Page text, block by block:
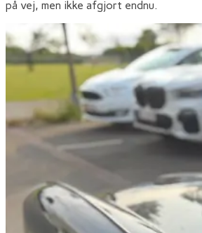
på vej, men ikke afgjort endnu.